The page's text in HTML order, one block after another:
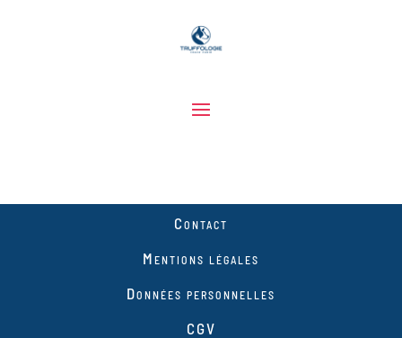
Contact
Mentions légales
Données personnelles
CGV